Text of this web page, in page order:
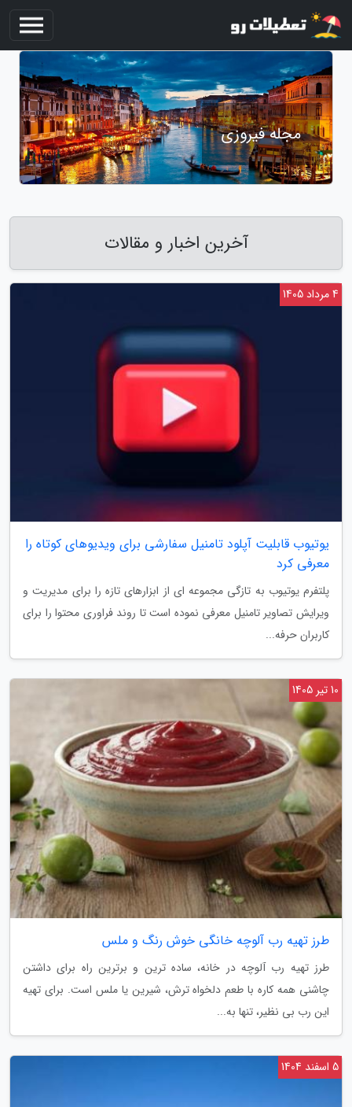
مجله فیروزی
آخرین اخبار و مقالات
یوتیوب قابلیت آپلود تامنیل سفارشی برای ویدیوهای کوتاه را
معرفی کرد
پلتفرم یوتیوب به تازگی مجموعه ای از ابزارهای تازه را برای مدیریت و
ویرایش تصاویر تامنیل معرفی نموده است تا روند فراوری محتوا را برای
کاربران حرفه...
4 مرداد 1405
طرز تهیه رب آلوچه خانگی خوش رنگ و ملس
طرز تهیه رب آلوچه در خانه، ساده ترین و برترین راه برای داشتن
چاشنی همه کاره با طعم دلخواه ترش، شیرین یا ملس است. برای تهیه
این رب بی نظیر، تنها به...
10 تیر 1405
5 اسفند 1404